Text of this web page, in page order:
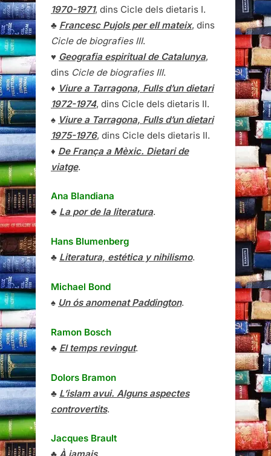
1970-1971, dins Cicle dels dietaris I.
♣ Francesc Pujols per ell mateix, dins
Cicle de biografies III.
♥ Geografia espiritual de Catalunya,
dins Cicle de biografies III.
♦ Viure a Tarragona, Fulls d’un dietari
1972-1974, dins Cicle dels dietaris II.
♠ Viure a Tarragona, Fulls d’un dietari
1975-1976, dins Cicle dels dietaris II.
♦ De França a Mèxic. Dietari de
viatge.
Ana Blandiana
♣ La por de la literatura.
Hans Blumenberg
♣ Literatura, estética y nihilismo.
Michael Bond
♠ Un ós anomenat Paddington.
Ramon Bosch
♣ El temps revingut.
Dolors Bramon
♣ L’islam avui. Alguns aspectes
controvertits.
Jacques Brault